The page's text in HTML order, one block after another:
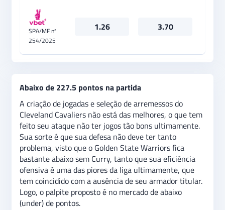
SPA/MF nº
254/2025
1.26 3.70
Abaixo de 227.5 pontos na partida
A criação de jogadas e seleção de arremessos do
Cleveland Cavaliers não está das melhores, o que tem
feito seu ataque não ter jogos tão bons ultimamente.
Sua sorte é que sua defesa não deve ter tanto
problema, visto que o Golden State Warriors fica
bastante abaixo sem Curry, tanto que sua eficiência
ofensiva é uma das piores da liga ultimamente, que
tem coincidido com a ausência de seu armador titular.
Logo, o palpite proposto é no mercado de abaixo
(under) de pontos.